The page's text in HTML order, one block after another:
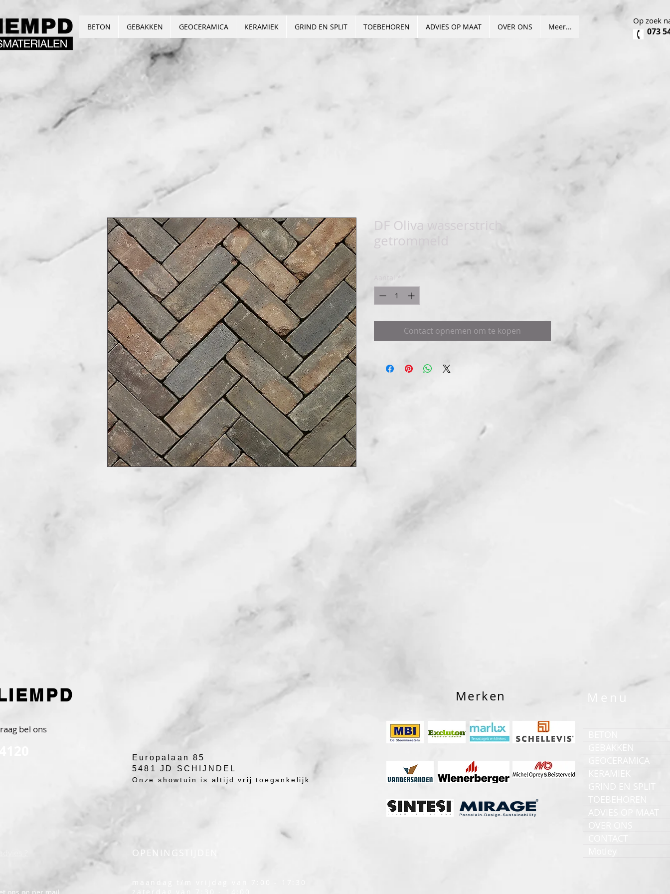
BETON GEBAKKEN GEOCERAMICA KERAMIEK GRIND EN SPLIT TOEBEHOREN ADVIES OP MAAT OVER ONS Meer...
Op zoek
073
DF Oliva wasserstrich
getrommeld
Contact opnemen om te kopen
bel ons
Merken Menu
Europalaan 85
5481 JD SCHIJNDEL
Onze showtuin is altijd vrij toegankelijk
OPENINGSTIJDEN
GEOCERAMICA
GRIND EN SPLIT
TOEBEHOREN
ADVIES OP MAAT
OVER ONS
maandag t/m vrijdag van 7:00 - 17:30